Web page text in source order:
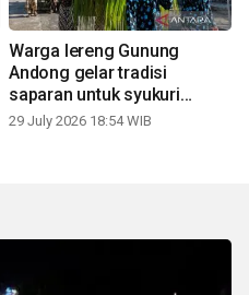
Warga lereng Gunung
Andong gelar tradisi
saparan untuk syukuri
panen
29 July 2026 18:54 WIB